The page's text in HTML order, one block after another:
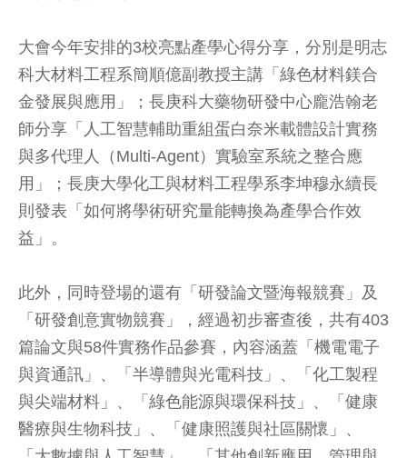
大會今年安排的3校亮點產學心得分享，分別是明志
科大材料工程系簡順億副教授主講「綠色材料鎂合
金發展與應用」；長庚科大藥物研發中心龐浩翰老
師分享「人工智慧輔助重組蛋白奈米載體設計實務
與多代理人（Multi-Agent）實驗室系統之整合應
用」；長庚大學化工與材料工程學系李坤穆永續長
則發表「如何將學術研究量能轉換為產學合作效
益」。
此外，同時登場的還有「研發論文暨海報競賽」及
「研發創意實物競賽」，經過初步審查後，共有403
篇論文與58件實務作品參賽，內容涵蓋「機電電子
與資通訊」、「半導體與光電科技」、「化工製程
與尖端材料」、「綠色能源與環保科技」、「健康
醫療與生物科技」、「健康照護與社區關懷」、